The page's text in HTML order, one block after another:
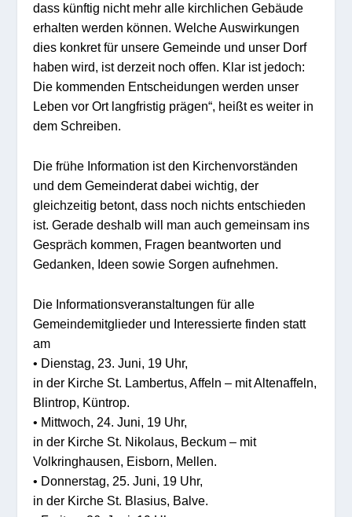
dass künftig nicht mehr alle kirchlichen Gebäude
erhalten werden können. Welche Auswirkungen
dies konkret für unsere Gemeinde und unser Dorf
haben wird, ist derzeit noch offen. Klar ist jedoch:
Die kommenden Entscheidungen werden unser
Leben vor Ort langfristig prägen“, heißt es weiter in
dem Schreiben.
Die frühe Information ist den Kirchenvorständen
und dem Gemeinderat dabei wichtig, der
gleichzeitig betont, dass noch nichts entschieden
ist. Gerade deshalb will man auch gemeinsam ins
Gespräch kommen, Fragen beantworten und
Gedanken, Ideen sowie Sorgen aufnehmen.
Die Informationsveranstaltungen für alle
Gemeindemitglieder und Interessierte finden statt
am
• Dienstag, 23. Juni, 19 Uhr,
in der Kirche St. Lambertus,Affeln – mitAltenaffeln,
Blintrop, Küntrop.
• Mittwoch, 24. Juni, 19 Uhr,
in der Kirche St. Nikolaus, Beckum – mit
Volkringhausen, Eisborn, Mellen.
• Donnerstag, 25. Juni, 19 Uhr,
in der Kirche St. Blasius, Balve.